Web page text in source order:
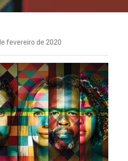
fevereiro de 2020